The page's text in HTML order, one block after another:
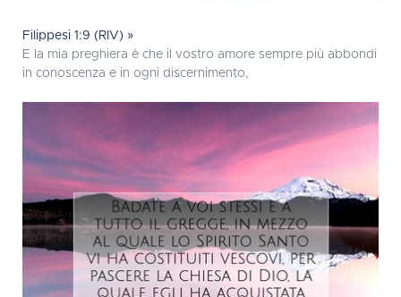
Filippesi 1:9 (RIV) »
E la mia preghiera è che il vostro amore sempre più abbondi
in conoscenza e in ogni discernimento,